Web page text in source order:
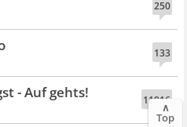
250
133
11916
- Auf gehts!
∧
Top